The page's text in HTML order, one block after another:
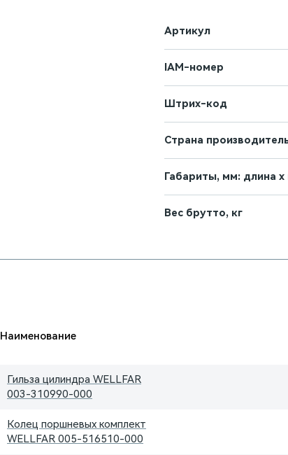
Артикул
IAM-номер
Штрих-код
Страна
Габариты, мм: длина
Вес брутто, кг
Наименование
Гильза цилиндра WELLFAR
003-310990-000
Колец поршневых комплект
WELLFAR 005-516510-000